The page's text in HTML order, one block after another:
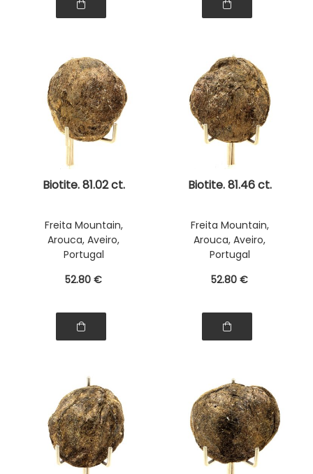
Biotite. 81.02 ct.
Freita Mountain,
Arouca, Aveiro,
Portugal
52.80 €
Biotite. 81.46 ct.
Freita Mountain,
Arouca, Aveiro,
Portugal
52.80 €